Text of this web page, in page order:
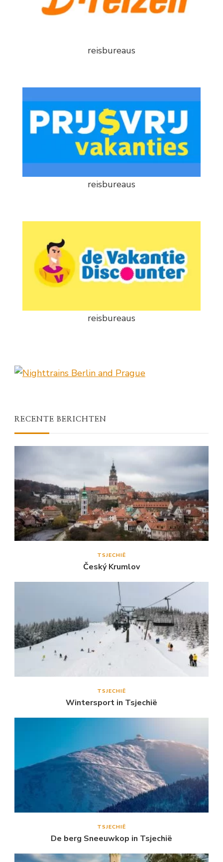
reisbureaus
reisbureaus
reisbureaus
RECENTE BERICHTEN
TSJECHIË
Český Krumlov
TSJECHIË
Wintersport in Tsjechië
TSJECHIË
De berg Sneeuwkop in Tsjechië